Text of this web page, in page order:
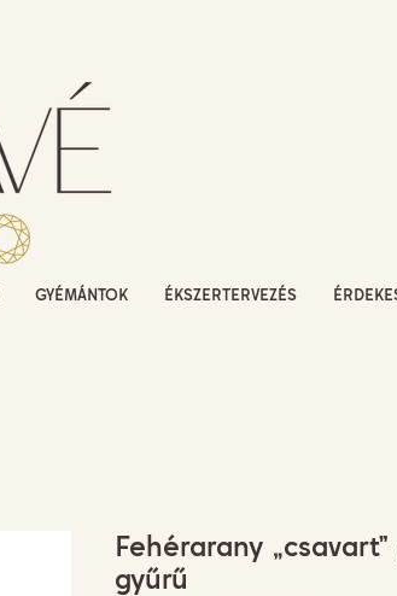
GYÉMÁNTOK ÉKSZERTERVEZÉS
Fehérarany
gyűrű